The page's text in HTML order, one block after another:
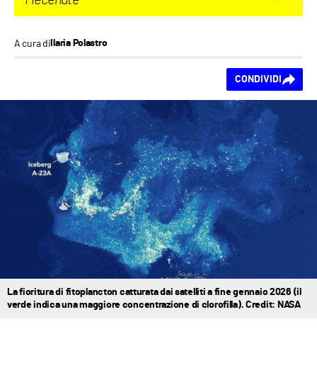
A cura di Ilaria Polastro
CONDIVIDI
La fioritura di fitoplancton catturata dai satelliti a fine gennaio 2026 (il
verde indica una maggiore concentrazione di clorofilla). Credit: NASA